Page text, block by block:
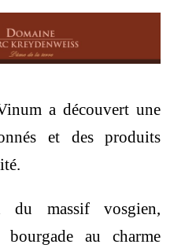
a découvert une
et des produits
du massif vosgien,
au charme